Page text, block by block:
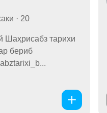
· 20
Шаҳрисабз тарихи
бериб